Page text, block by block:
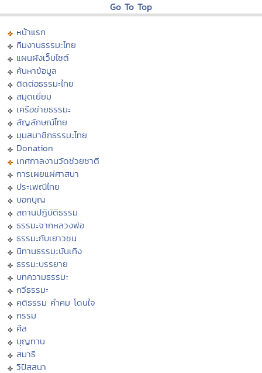
Go To Top
หน้าแรก
ทีมงานธรรมะไทย
แผนผังเว็บไซต์
ค้นหาข้อมูล
ติดต่อธรรมะไทย
สมุดเยี่ยม
เครือข่ายธรรมะ
สัญลักษณ์ไทย
มุมสมาชิกธรรมะไทย
Donation
เทศกาลงานวัดช่วยชาติ
การเผยแผ่ศาสนา
ประเพณีไทย
บอกบุญ
สถานปฏิบัติธรรม
ธรรมะจากหลวงพ่อ
ธรรมะกับเยาวชน
นิทานธรรมะบันเทิง
ธรรมะบรรยาย
บทความธรรมะ
กวีธรรมะ
คติธรรม คำคม โดนใจ
กรรม
ศีล
บุญทาน
สมาธิ
วิปัสสนา